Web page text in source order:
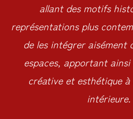
allant des motifs
représentations plus
de les intégrer aisément
espaces, apportant ainsi
créative et esthétique
intérieure.